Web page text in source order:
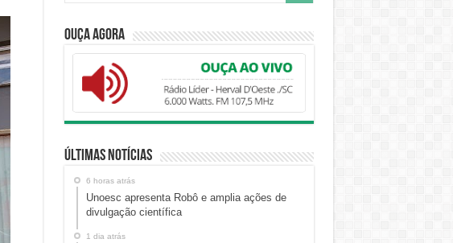
Ouça Agora
Últimas Notícias
6 horas atrás
Unoesc apresenta Robô e amplia ações de
divulgação científica
1 dia atrás